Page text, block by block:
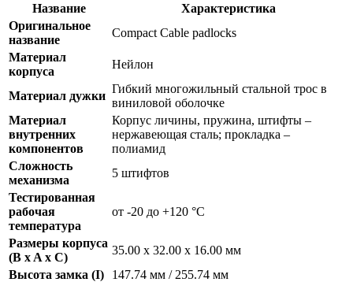
Название
Характеристика
Оригинальное
название
Compact Cable padlocks
Материал
корпуса
Нейлон
Материал дужки
Гибкий многожильный стальной трос в
виниловой оболочке
Материал
внутренних
компонентов
Корпус личины, пружина, штифты –
нержавеющая сталь; прокладка –
полиамид
Сложность
механизма
5 штифтов
Тестированная
рабочая
температура
от -20 до +120 °С
Размеры корпуса
(B x A x C)
35.00 х 32.00 х 16.00 мм
Высота замка (I)
147.74 мм / 255.74 мм